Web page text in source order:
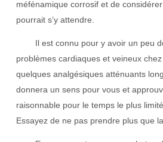
méfénamique corrosif et de
pourrait s’y attendre.
Il est connu pour y avoir un peu
problèmes cardiaques et veineux chez
quelques analgésiques atténuants
donnera un sens pour vous et
raisonnable pour le temps le plus
Essayez de ne pas prendre plus que